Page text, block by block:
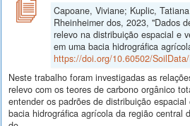
Capoane, Viviane; Kuplic,
Rheinheimer dos, 2023, "Dados
relevo na distribuição espacial e
em uma bacia hidrográfica
https://doi.org/10.60502/
Neste trabalho foram investigadas as
relevo com os teores de carbono orgânico
entender os padrões de distribuição
bacia hidrográfica agrícola da região central